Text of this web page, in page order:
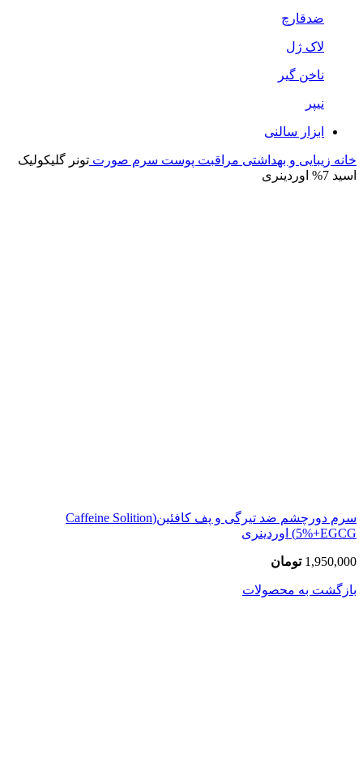
ضدقارچ
لاک ژل
ناخن گیر
نیپر
ابزار سالنی
خانه زیبایی و بهداشتی مراقبت پوست سرم صورت تونر گلیکولیک
اسید 7% اوردینری
سرم دورچشم ضد تیرگی و پف کافئین(Caffeine Solition
5%+EGCG) اوردینری
1,950,000 تومان
بازگشت به محصولات